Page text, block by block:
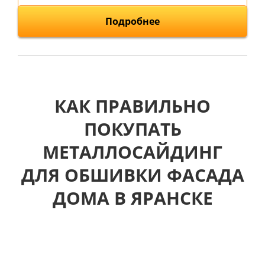
Подробнее
КАК ПРАВИЛЬНО
ПОКУПАТЬ
МЕТАЛЛОСАЙДИНГ
ДЛЯ ОБШИВКИ ФАСАДА
ДОМА В ЯРАНСКЕ